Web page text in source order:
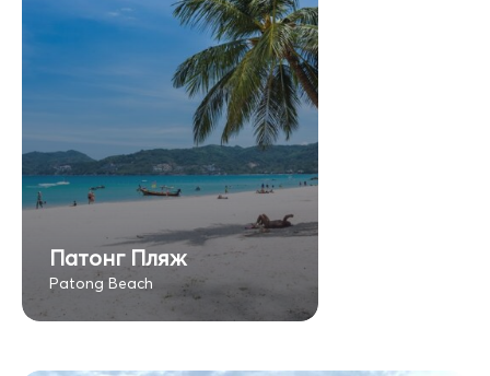
Патонг Пляж
Patong Beach